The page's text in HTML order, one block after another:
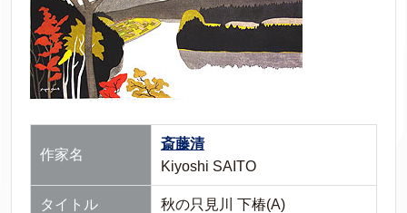
作家名
斎藤清
Kiyoshi SAITO
タイトル 秋の只見川 下椿(A)